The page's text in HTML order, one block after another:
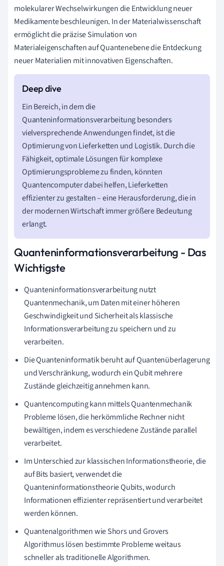
molekularer Wechselwirkungen die Entwicklung neuer
Medikamente beschleunigen. In der Materialwissenschaft
ermöglicht die präzise Simulation von
Materialeigenschaften auf Quantenebene die Entdeckung
neuer Materialien mit innovativen Eigenschaften.
Ein Bereich, in dem die
Quanteninformationsverarbeitung besonders
vielversprechende Anwendungen findet, ist die
Optimierung von Lieferketten und Logistik. Durch die
Fähigkeit, optimale Lösungen für komplexe
Optimierungsprobleme zu finden, könnten
Quantencomputer dabei helfen, Lieferketten
effizienter zu gestalten – eine Herausforderung, die in
der modernen Wirtschaft immer größere Bedeutung
erlangt.
Quanteninformationsverarbeitung - Das
Wichtigste
Quanteninformationsverarbeitung nutzt
Quantenmechanik, um Daten mit einer höheren
Geschwindigkeit und Sicherheit als klassische
Informationsverarbeitung zu speichern und zu
verarbeiten.
Die Quanteninformatik beruht auf Quantenüberlagerung
und Verschränkung, wodurch ein Qubit mehrere
Zustände gleichzeitig annehmen kann.
Quantencomputing kann mittels Quantenmechanik
Probleme lösen, die herkömmliche Rechner nicht
bewältigen, indem es verschiedene Zustände parallel
verarbeitet.
Im Unterschied zur klassischen Informationstheorie, die
auf Bits basiert, verwendet die
Quanteninformationstheorie Qubits, wodurch
Informationen effizienter repräsentiert und verarbeitet
werden können.
Quantenalgorithmen wie Shors und Grovers
Algorithmus lösen bestimmte Probleme weitaus
schneller als traditionelle Algorithmen.